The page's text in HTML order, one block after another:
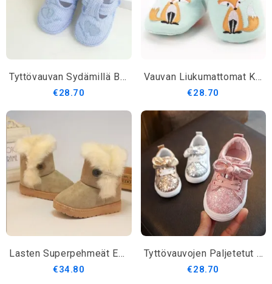
Tyttövauvan Sydämillä Brodeeratut Kesäkengät
€28.70
Vauvan Liukumattomat Kävelykärjet
€28.70
Lasten Superpehmeät Eco Fur Talvisaappaat
€34.80
Tyttövauvojen Paljetetut Tennarit
€28.70